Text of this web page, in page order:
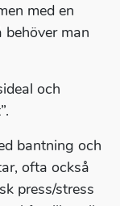
med en
behöver man
och
bantning och
ofta också
press/stress